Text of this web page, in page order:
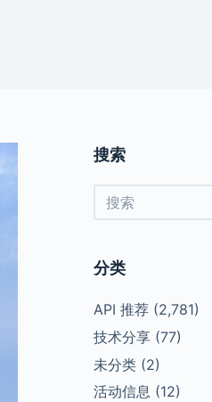
搜索
分类
API 推荐(2,781)
技术分享(77)
未分类(2)
活动信息 (12)